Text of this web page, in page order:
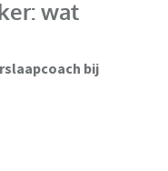
wat
bij